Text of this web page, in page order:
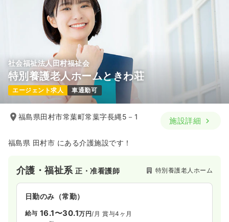
社会福祉法人田村福祉会
特別養護老人ホームときわ荘
エージェント求人 車通勤可
福島県田村市常葉町常葉字長縄5－1 施設詳細
福島県 田村市 にある介護施設です！
介護・福祉系正・准看護師 特別養護老人ホーム
日勤のみ（常勤）
給与 16.1〜30.1万円/月 賞与4ヶ月